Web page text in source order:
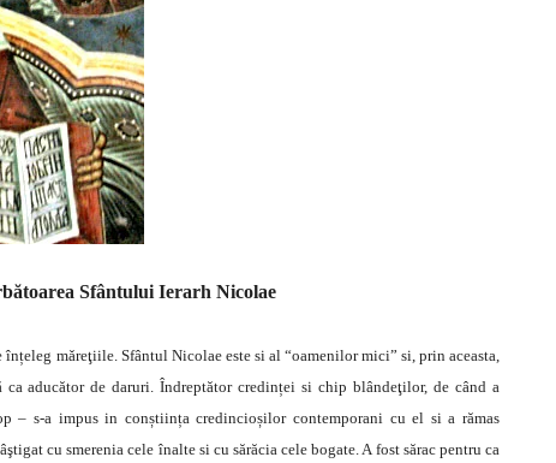
Sfântului Ierarh Nicolae
mǎreţiile. Sfântul Nicolae este si al “oamenilor mici” si, prin aceasta,
aducător de daruri. Îndreptător credinței si chip blândeţilor, de când a
– s-a impus in conștiința credincioșilor contemporani cu el si a rămas
cu smerenia cele înalte si cu sărăcia cele bogate. A fost sărac pentru ca